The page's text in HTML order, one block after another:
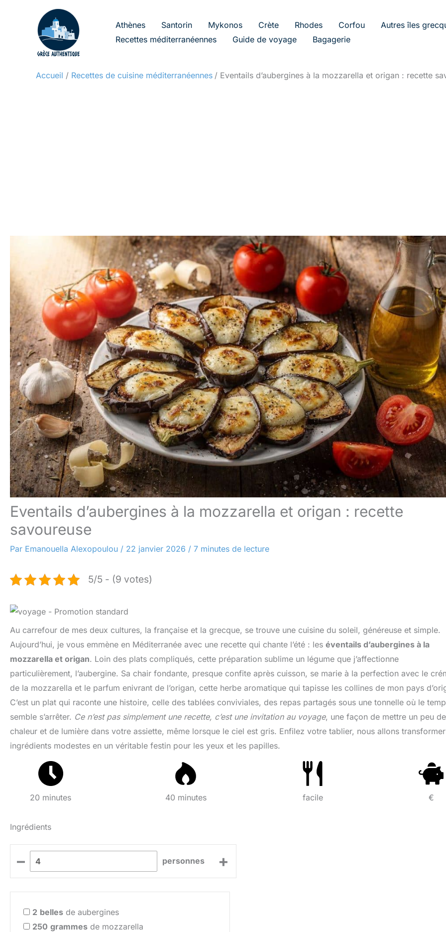
Athènes Santorin Mykonos Crète Rhodes Corfou
Autres îles
Recettes méditerranéennes
Guide de voyage Bagagerie
Accueil Recettes de cuisine méditerranéennes Eventails d’aubergines à la mozzarella et origan : recette
Eventails d’aubergines à la mozzarella et origan : recette
savoureuse
Par Emanouella Alexopoulou / 22 janvier 2026 / 7 minutes de lecture
5/5 - (9 votes)
Au carrefour de mes deux cultures, la française et la grecque, se trouve une cuisine du soleil, généreuse et simple.
Aujourd’hui, je vous emmène en Méditerranée avec une recette qui chante l’été : les éventails d’aubergines à la
mozzarella et origan. Loin des plats compliqués, cette préparation sublime un légume que j’affectionne
particulièrement, l’aubergine. Sa chair fondante, presque confite après cuisson, se marie à la perfection avec le
de la mozzarella et le parfum enivrant de l’origan, cette herbe aromatique qui tapisse les collines de mon pays
C’est un plat qui raconte une histoire, celle des tablées conviviales, des repas partagés sous une tonnelle où le
semble s’arrêter. Ce n’est pas simplement une recette, c’est une invitation au voyage, une façon de mettre un peu de
chaleur et de lumière dans votre assiette, même lorsque le ciel est gris. Enfilez votre tablier, nous allons
ingrédients modestes en un véritable festin pour les yeux et les papilles.
20 minutes 40 minutes facile €
Ingrédients
– personnes +
2 belles de aubergines
250 grammes de mozzarella